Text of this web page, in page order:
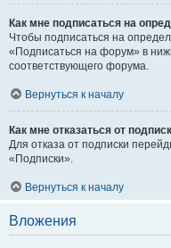
Как мне подписаться на
Чтобы подписаться на
«Подписаться на форум» в
соответствующего форума.
Вернуться к началу
Как мне отказаться от
Для отказа от подписки
«Подписки».
Вернуться к началу
Вложения